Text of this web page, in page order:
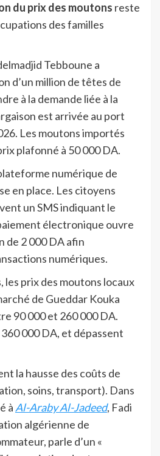
du prix des moutons reste
des familles
Tebboune a
d’un million de têtes de
à la demande liée à la
est arrivée au port
Les moutons importés
plafonné à 50 000 DA.
numérique de
en place. Les citoyens
un SMS indiquant le
électronique ouvre
de 2 000 DA afin
numériques.
les prix des moutons locaux
de Gueddar Kouka
90 000 et 260 000 DA.
000 DA, et dépassent
la hausse des coûts de
soins, transport). Dans
à Al-Araby Al-Jadeed, Fadi
algérienne de
parle d’un «